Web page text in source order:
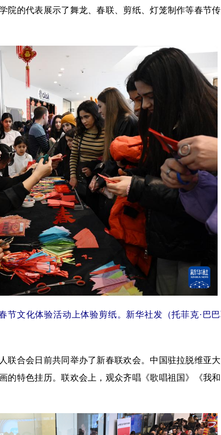
院的代表展示了舞龙、春联、剪纸、灯笼制作等春节
节文化体验活动上体验剪纸。新华社发（托菲克·巴
合会日前共同举办了新春联欢会。中国驻拉脱维亚
的特色挂历。联欢会上，观众齐唱《歌唱祖国》《我